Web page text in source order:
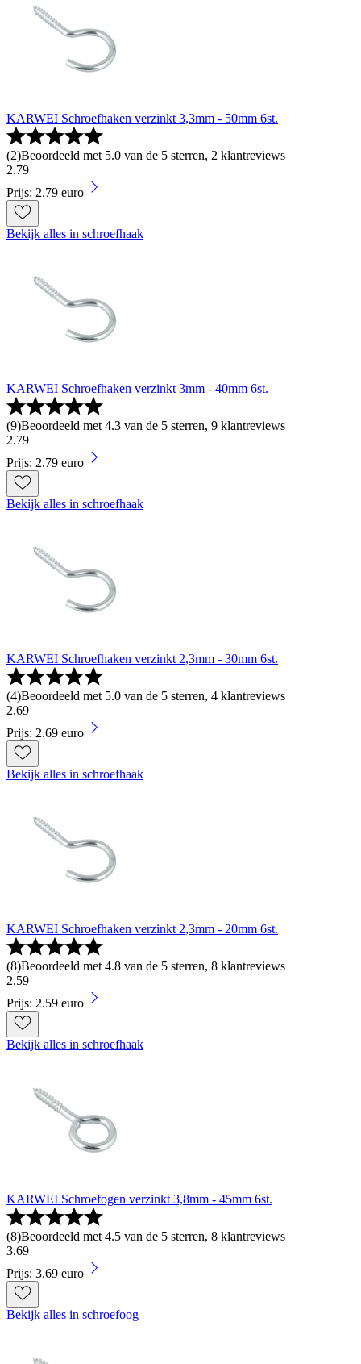
KARWEI Schroefhaken verzinkt 3,3mm - 50mm 6st.
(2)Beoordeeld met 5.0 van de 5 sterren, 2 klantreviews
2.79
Prijs: 2.79 euro
Bekijk alles in schroefhaak
KARWEI Schroefhaken verzinkt 3mm - 40mm 6st.
(9)Beoordeeld met 4.3 van de 5 sterren, 9 klantreviews
2.79
Prijs: 2.79 euro
Bekijk alles in schroefhaak
KARWEI Schroefhaken verzinkt 2,3mm - 30mm 6st.
(4)Beoordeeld met 5.0 van de 5 sterren, 4 klantreviews
2.69
Prijs: 2.69 euro
Bekijk alles in schroefhaak
KARWEI Schroefhaken verzinkt 2,3mm - 20mm 6st.
(8)Beoordeeld met 4.8 van de 5 sterren, 8 klantreviews
2.59
Prijs: 2.59 euro
Bekijk alles in schroefhaak
KARWEI Schroefogen verzinkt 3,8mm - 45mm 6st.
(8)Beoordeeld met 4.5 van de 5 sterren, 8 klantreviews
3.69
Prijs: 3.69 euro
Bekijk alles in schroefoog